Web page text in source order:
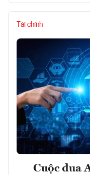
Tài chính
Cuộc đua